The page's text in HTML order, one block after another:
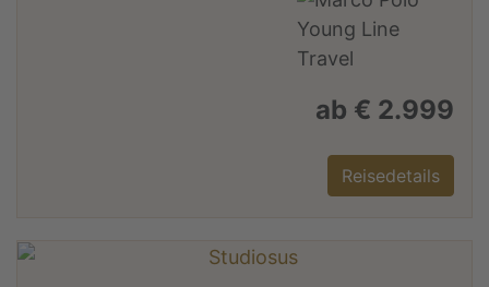
ab € 2.999
Reisedetails